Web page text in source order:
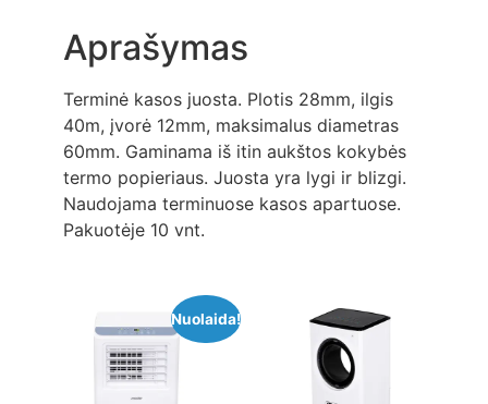
Aprašymas
Terminė kasos juosta. Plotis 28mm, ilgis
40m, įvorė 12mm, maksimalus diametras
60mm. Gaminama iš itin aukštos kokybės
termo popieriaus. Juosta yra lygi ir blizgi.
Naudojama terminuose kasos apartuose.
Pakuotėje 10 vnt.
Nuolaida!